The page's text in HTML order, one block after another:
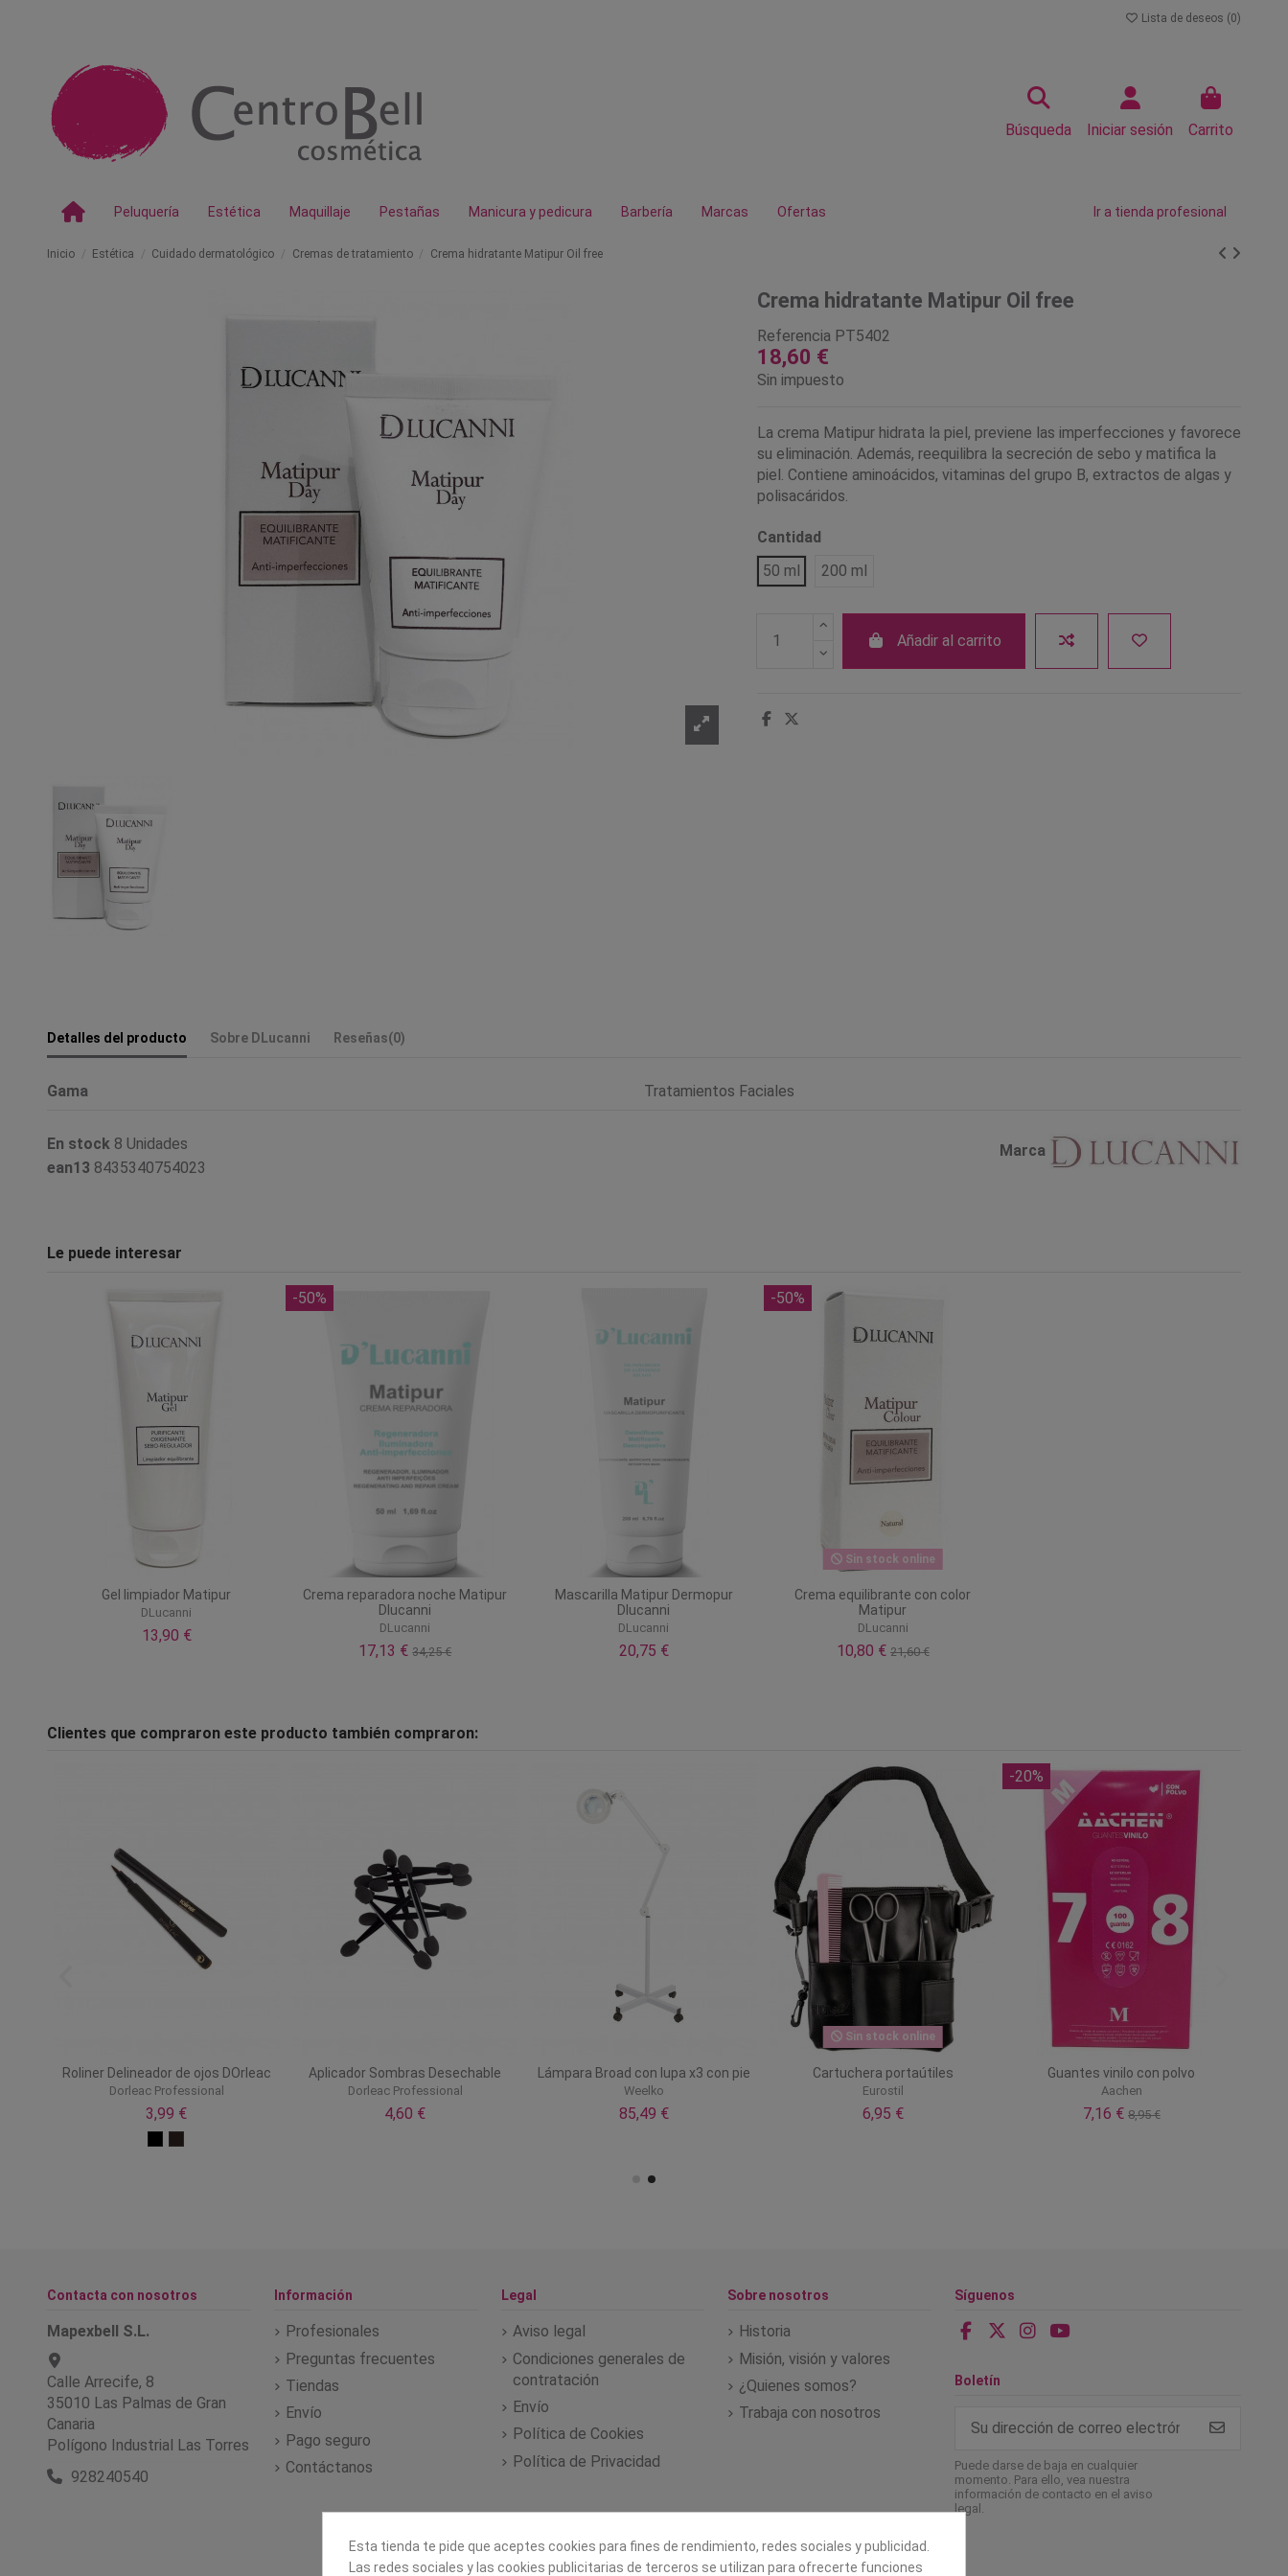
Lista de deseos (0)
Búsqueda Iniciar sesión Carrito
Peluquería Estética Maquillaje Pestañas Manicura y pedicura Barbería Marcas Ofertas Ir a tienda profesional
Inicio Estética Cuidado dermatológico Cremas de tratamiento Crema hidratante Matipur Oil free
Crema hidratante Matipur Oil free
Referencia PT5402
18,60 €
Sin impuesto
La crema Matipur hidrata la piel, previene las imperfecciones y favorece
su eliminación. Además, reequilibra la secreción de sebo y matifica la
piel. Contiene aminoácidos, vitaminas del grupo B, extractos de algas y
polisacáridos.
Cantidad
50 ml
200 ml
Añadir al carrito
Detalles del producto Sobre DLucanni Reseñas(0)
Gama Tratamientos Faciales
Marca
En stock 8 Unidades
ean13 8435340754023
Le puede interesar
Gel limpiador Matipur
DLucanni
13,90 €
-50%
Crema reparadora noche Matipur
Dlucanni
DLucanni
17,13 €34,25 €
Mascarilla Matipur Dermopur
Dlucanni
DLucanni
20,75 €
-50%
Sin stock online
Crema equilibrante con color
Matipur
DLucanni
10,80 € 21,60 €
Clientes que compraron este producto también compraron:
Roliner Delineador de ojos DOrleac
Dorleac Professional
3,99 €
Aplicador Sombras Desechable
Dorleac Professional
4,60 €
Lámpara Broad con lupa x3 con pie
Weelko
85,49 €
Sin stock online
Cartuchera portaútiles
Eurostil
6,95 €
-20%
Guantes vinilo con polvo
Aachen
7,16 € 8,95 €
Contacta con nosotros
Mapexbell S.L.
Calle Arrecife, 8
35010 Las Palmas de Gran
Canaria
Polígono Industrial Las Torres
928240540
Información
Profesionales
Preguntas frecuentes
Tiendas
Envío
Pago seguro
Contáctanos
Legal
Aviso legal
Condiciones generales de
contratación
Envío
Política de Cookies
Política de Privacidad
Sobre nosotros
Historia
Misión, visión y valores
¿Quienes somos?
Trabaja con nosotros
Síguenos
Boletín
Puede darse de baja en cualquier
momento. Para ello, vea nuestra
información de contacto en el aviso
legal.
Esta tienda te pide que aceptes cookies para fines de rendimiento, redes sociales y publicidad.
Las redes sociales y las cookies publicitarias de terceros se utilizan para ofrecerte funciones